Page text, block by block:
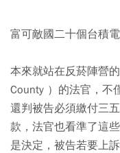
富可敵國二十個台積
本來就站在反菸陣營
County ）的法官，不
還判被告必須繳付三
款，法官也看準了這
是決定，被告若要上